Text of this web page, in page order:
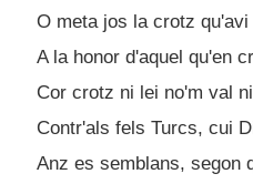
O meta jos la crotz qu'avi
A la honor d'aquel qu'en
Cor crotz ni lei no'm val
Contr'als fels Turcs, cui
Anz es semblans, segon